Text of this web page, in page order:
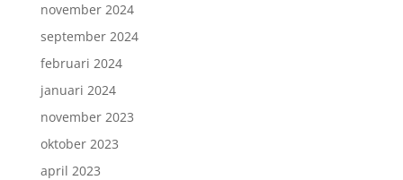
november 2024
september 2024
februari 2024
januari 2024
november 2023
oktober 2023
april 2023